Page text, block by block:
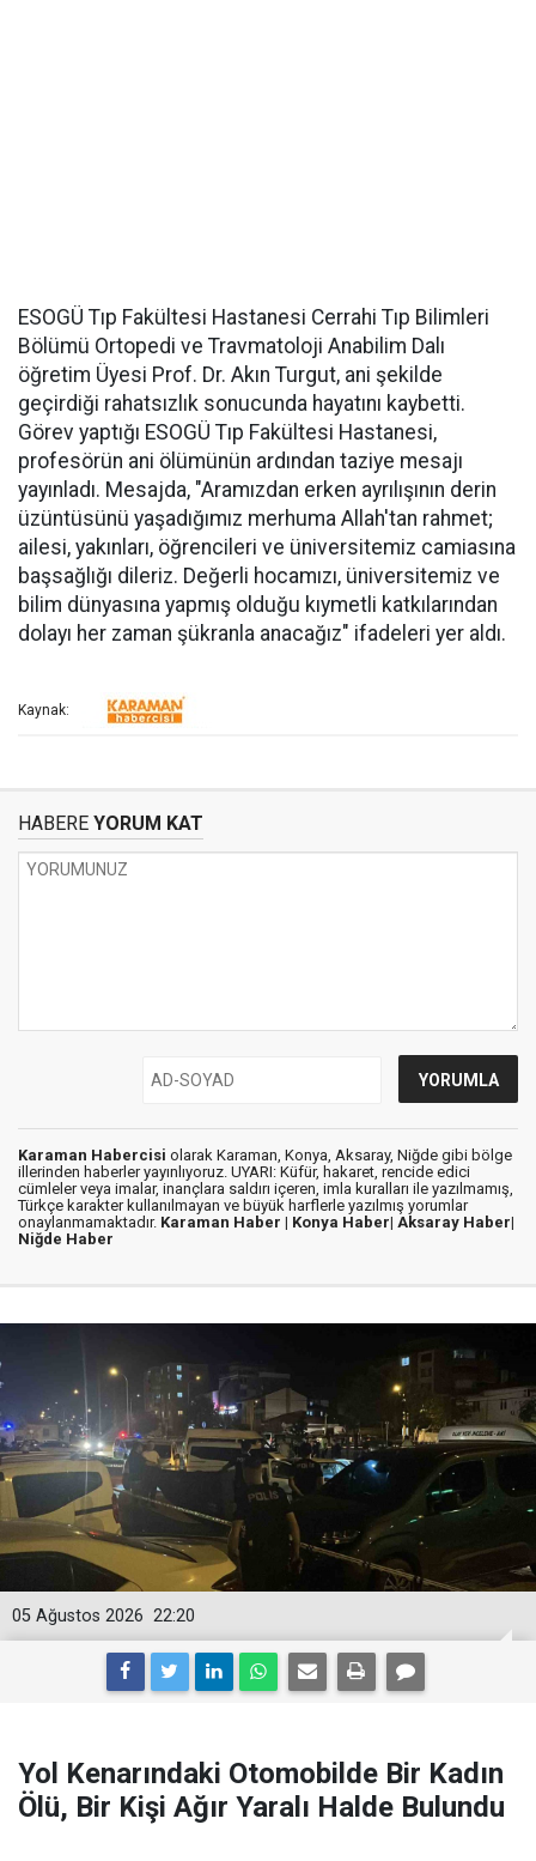
ESOGÜ Tıp Fakültesi Hastanesi Cerrahi Tıp Bilimleri
Bölümü Ortopedi ve Travmatoloji Anabilim Dalı
öğretim Üyesi Prof. Dr. Akın Turgut, ani şekilde
geçirdiği rahatsızlık sonucunda hayatını kaybetti.
Görev yaptığı ESOGÜ Tıp Fakültesi Hastanesi,
profesörün ani ölümünün ardından taziye mesajı
yayınladı. Mesajda, "Aramızdan erken ayrılışının derin
üzüntüsünü yaşadığımız merhuma Allah'tan rahmet;
ailesi, yakınları, öğrencileri ve üniversitemiz camiasına
başsağlığı dileriz. Değerli hocamızı, üniversitemiz ve
bilim dünyasına yapmış olduğu kıymetli katkılarından
dolayı her zaman şükranla anacağız" ifadeleri yer aldı.
Kaynak:
HABERE YORUM KAT
Karaman Habercisi olarak Karaman, Konya, Aksaray, Niğde gibi bölge
illerinden haberler yayınlıyoruz. UYARI: Küfür, hakaret, rencide edici
cümleler veya imalar, inançlara saldırı içeren, imla kuralları ile yazılmamış,
Türkçe karakter kullanılmayan ve büyük harflerle yazılmış yorumlar
onaylanmamaktadır. Karaman Haber | Konya Haber| Aksaray Haber|
Niğde Haber
22:20
05 Ağustos 2026
Yol Kenarındaki Otomobilde Bir Kadın
Ölü, Bir Kişi Ağır Yaralı Halde Bulundu